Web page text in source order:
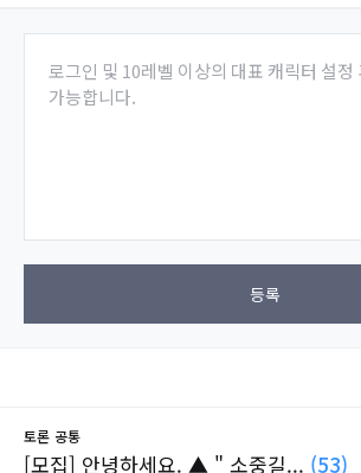
로그인 및 10레벨 이상의 대표 캐릭터 설정
가능합니다.
등록
토론 공통
[모집] 안녕하세요. ▲ " 소중길... (53)